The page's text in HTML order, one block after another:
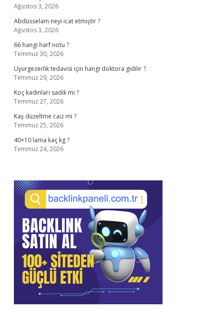
Ağustos 3, 2026
Abdüsselam neyi icat etmiştir ?
Ağustos 3, 2026
66 hangi harf notu ?
Temmuz 30, 2026
Uyurgezerlik tedavisi için hangi doktora gidilir ?
Temmuz 29, 2026
Koç kadınları sadık mı ?
Temmuz 27, 2026
Kaş düzeltme caiz mi ?
Temmuz 25, 2026
40×10 lama kaç kg ?
Temmuz 24, 2026